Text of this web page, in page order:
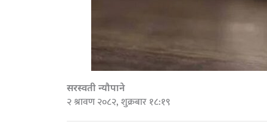
सरस्वती न्यौपाने
२ श्रावण २०८२, शुक्रबार १८:१९